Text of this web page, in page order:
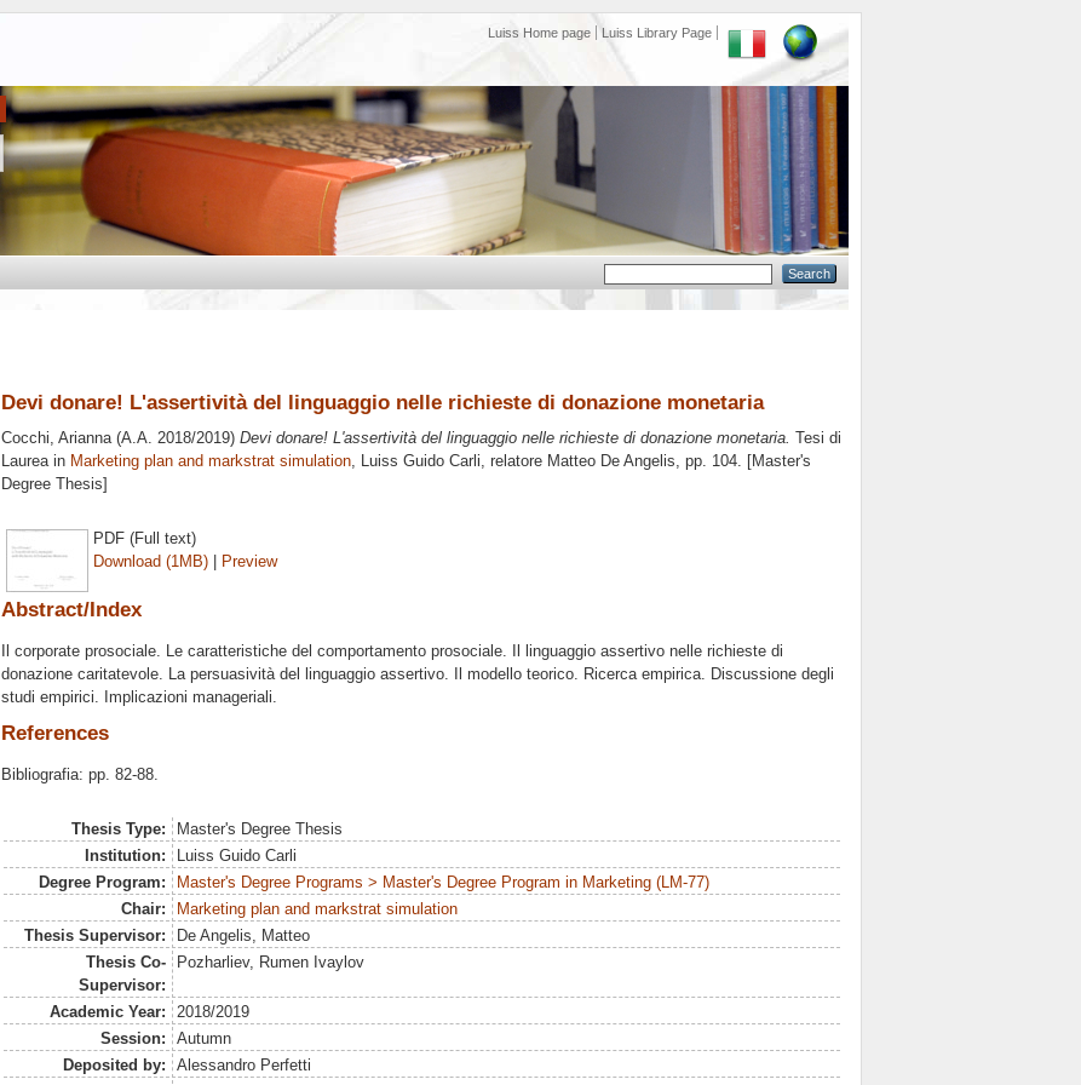
Luiss Home page Luiss Library Page
Devi donare! L'assertività del linguaggio nelle richieste di donazione monetaria
Cocchi, Arianna(A.A. 2018/2019) Devi donare! L'assertività del linguaggio nelle richieste di donazione monetaria. Tesi di
Laurea in Marketing plan and markstrat simulation, Luiss Guido Carli, relatore Matteo De Angelis, pp. 104. [Master's
Degree Thesis]
PDF (Full text)
Download (1MB) | Preview
Abstract/Index
Il corporate prosociale. Le caratteristiche del comportamento prosociale. Il linguaggio assertivo nelle richieste di
donazione caritatevole. La persuasività del linguaggio assertivo. Il modello teorico. Ricerca empirica. Discussione degli
studi empirici. Implicazioni manageriali.
References
Bibliografia: pp. 82-88.
Thesis Type:
Master's Degree Thesis
Institution:
Luiss Guido Carli
Degree Program:
Master's Degree Programs > Master's Degree Program in Marketing (LM-77)
Chair:
Marketing plan and markstrat simulation
Thesis Supervisor:
De Angelis, Matteo
Thesis Co-
Supervisor:
Pozharliev, Rumen Ivaylov
Academic Year:
2018/2019
Session:
Autumn
Deposited by:
Alessandro Perfetti